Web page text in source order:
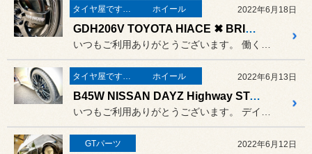
タイヤ屋です。「本業」のタイヤ ホイール 2022年6月18日
GDH206V TOYOTA HIACE ✖ BRIDGESTONE GL-R ✖ VOLK RACING TE37SB
タイヤ屋です。「本業」のタイヤ ホイール 2022年6月13日
B45W NISSAN DAYZ Highway STAR ✖ WedsSport SA-35R
GTパーツ 2022年6月12日